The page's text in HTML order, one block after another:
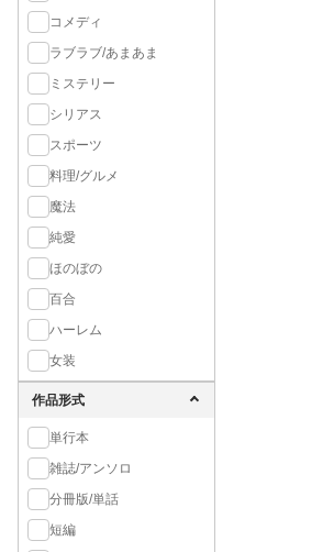
コメディ
ラブラブ/あまあま
ミステリー
シリアス
スポーツ
料理/グルメ
魔法
純愛
ほのぼの
百合
ハーレム
女装
作品形式
単行本
雑誌/アンソロ
分冊版/単話
短編